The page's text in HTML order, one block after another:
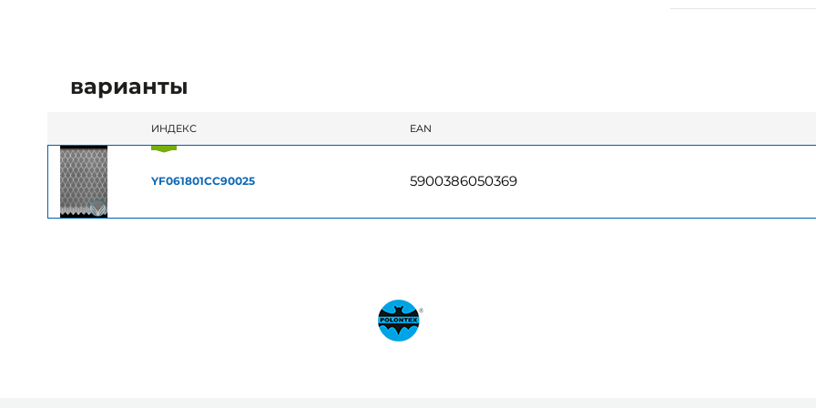
варианты
ИНДЕКС EAN
YF061801CC90025 5900386050369